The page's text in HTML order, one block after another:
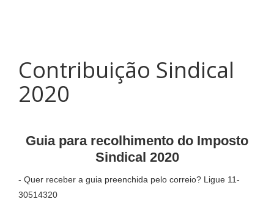
Contribuição Sindical
2020
Guia para recolhimento do Imposto
Sindical 2020
- Quer receber a guia preenchida pelo correio? Ligue 11-
30514320